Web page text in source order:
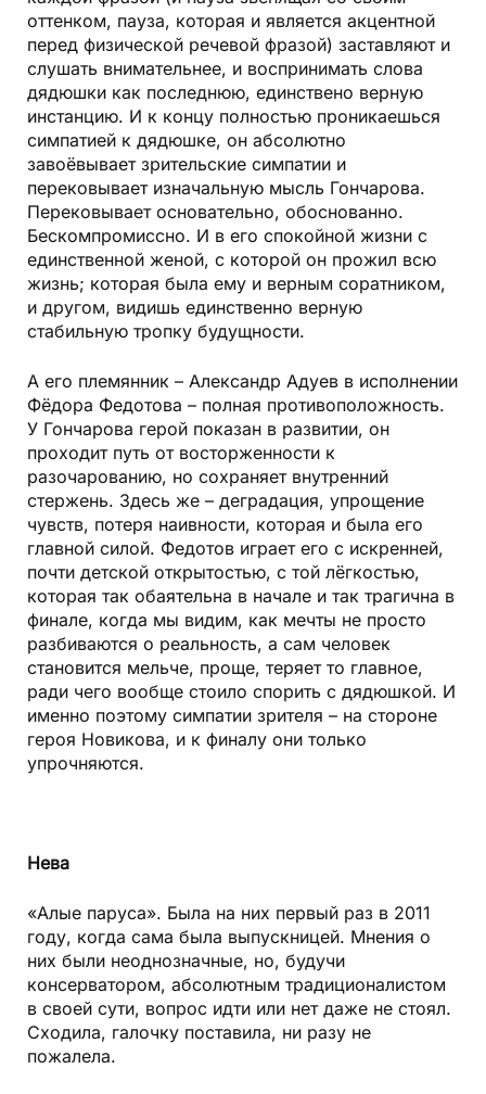
оттенком, пауза, которая и является акцентной
перед физической речевой фразой) заставляют и
слушать внимательнее, и воспринимать слова
дядюшки как последнюю, единствено верную
инстанцию. И к концу полностью проникаешься
симпатией к дядюшке, он абсолютно
завоёвывает зрительские симпатии и
перековывает изначальную мысль Гончарова.
Перековывает основательно, обоснованно.
Бескомпромиссно. И в его спокойной жизни с
единственной женой, с которой он прожил всю
жизнь; которая была ему и верным соратником,
и другом, видишь единственно верную
стабильную тропку будущности.
А его племянник – Александр Адуев в исполнении
Фёдора Федотова – полная противоположность.
У Гончарова герой показан в развитии, он
проходит путь от восторженности к
разочарованию, но сохраняет внутренний
стержень. Здесь же – деградация, упрощение
чувств, потеря наивности, которая и была его
главной силой. Федотов играет его с искренней,
почти детской открытостью, с той лёгкостью,
которая так обаятельна в начале и так трагична в
финале, когда мы видим, как мечты не просто
разбиваются о реальность, а сам человек
становится мельче, проще, теряет то главное,
ради чего вообще стоило спорить с дядюшкой. И
именно поэтому симпатии зрителя – на стороне
героя Новикова, и к финалу они только
упрочняются.
Нева
«Алые паруса». Была на них первый раз в 2011
году, когда сама была выпускницей. Мнения о
них были неоднозначные, но, будучи
консерватором, абсолютным традиционалистом
в своей сути, вопрос идти или нет даже не стоял.
Сходила, галочку поставила, ни разу не
пожалела.